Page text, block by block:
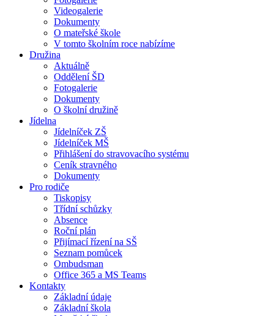
Videogalerie
Dokumenty
O mateřské škole
V tomto školním roce nabízíme
Družina
Aktuálně
Oddělení ŠD
Fotogalerie
Dokumenty
O školní družině
Jídelna
Jídelníček ZŠ
Jídelníček MŠ
Přihlášení do stravovacího systému
Ceník stravného
Dokumenty
Pro rodiče
Tiskopisy
Třídní schůzky
Absence
Roční plán
Přijímací řízení na SŠ
Seznam pomůcek
Ombudsman
Office 365 a MS Teams
Kontakty
Základní údaje
Základní škola